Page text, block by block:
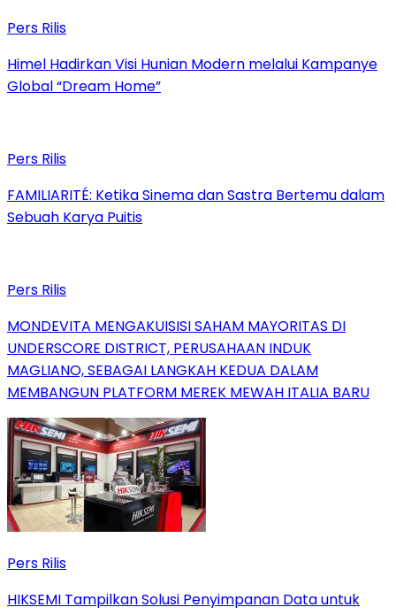
Pers Rilis
Himel Hadirkan Visi Hunian Modern melalui Kampanye
Global “Dream Home”
Pers Rilis
FAMILIARITÉ: Ketika Sinema dan Sastra Bertemu dalam
Sebuah Karya Puitis
Pers Rilis
MONDEVITA MENGAKUISISI SAHAM MAYORITAS DI
UNDERSCORE DISTRICT, PERUSAHAAN INDUK
MAGLIANO, SEBAGAI LANGKAH KEDUA DALAM
MEMBANGUN PLATFORM MEREK MEWAH ITALIA BARU
Pers Rilis
HIKSEMI Tampilkan Solusi Penyimpanan Data untuk